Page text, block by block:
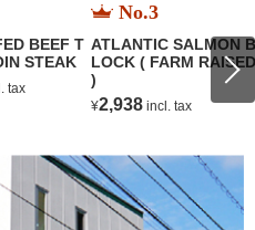
BEEF T
STEAK
tax
No.3
ATLANTIC SALMON B
LOCK ( FARM RAISED
)
¥2,938 incl. tax